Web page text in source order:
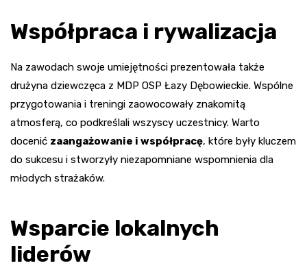
Współpraca i rywalizacja
Na zawodach swoje umiejętności prezentowała także
drużyna dziewczęca z MDP OSP Łazy Dębowieckie. Wspólne
przygotowania i treningi zaowocowały znakomitą
atmosferą, co podkreślali wszyscy uczestnicy. Warto
docenić zaangażowanie i współpracę, które były kluczem
do sukcesu i stworzyły niezapomniane wspomnienia dla
młodych strażaków.
Wsparcie lokalnych
liderów